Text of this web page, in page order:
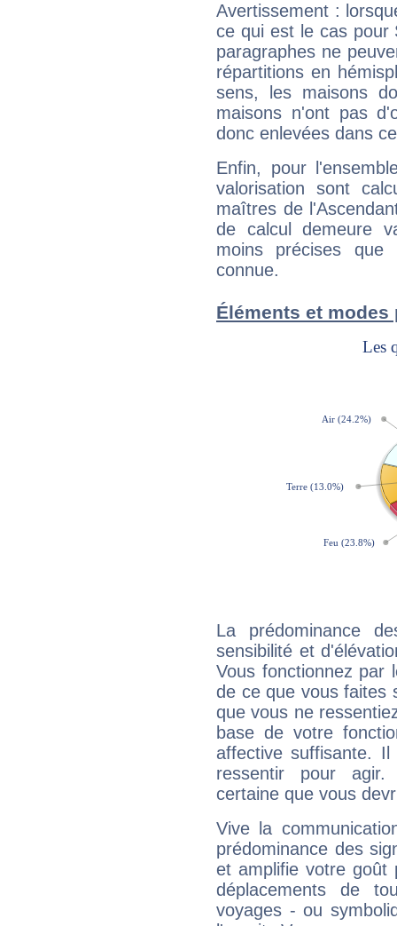
Avertissement :
ce qui est le cas pour
paragraphes ne
répartitions en
sens, les maisons
maisons n'ont pas
donc enlevées dans
Enfin, pour
valorisation sont
maîtres de
de calcul demeure
moins précises que
connue.
Éléments et
La prédominance
sensibilité et
Vous fonctionnez
de ce que vous faites
que vous ne
base de votre
affective suffisante.
ressentir pour agir.
certaine que vous
Vive la
prédominance des
et amplifie votre goût
déplacements de
voyages - ou